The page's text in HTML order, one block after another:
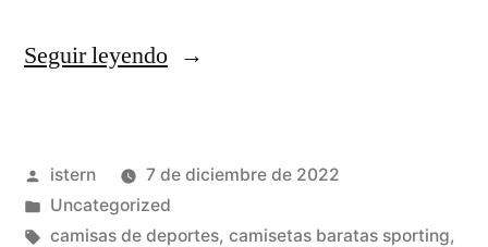
Seguir leyendo«ver
online
en
Publicado
por
istern
7 de diciembre de 2022
Publicado
en
Uncategorized
Etiquetas:
camisas de deportes, camisetas baratas sporting,